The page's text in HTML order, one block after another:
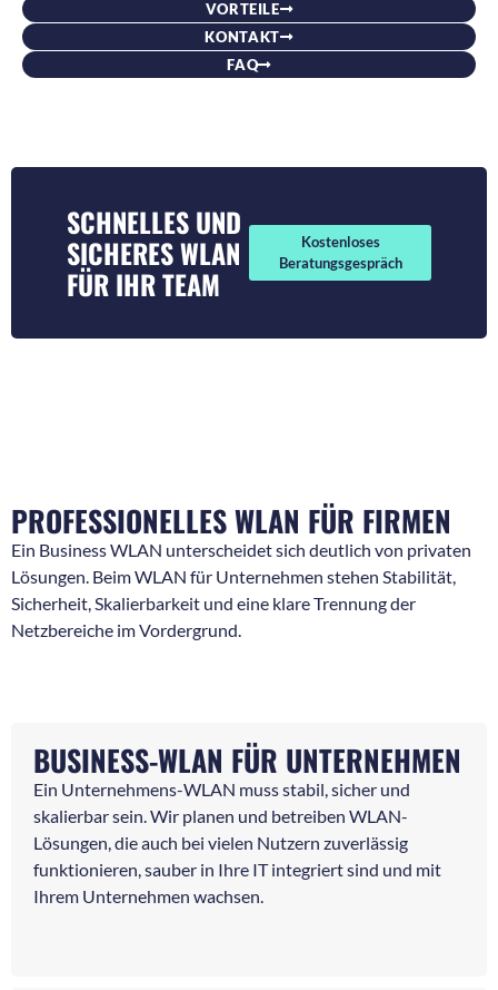
VORTEILE
KONTAKT
FAQ
SCHNELLES UND
SICHERES WLAN
FÜR IHR TEAM
Kostenloses
Beratungsgespräch
PROFESSIONELLES WLAN FÜR FIRMEN
Ein Business WLAN unterscheidet sich deutlich von privaten
Lösungen. Beim WLAN für Unternehmen stehen Stabilität,
Sicherheit, Skalierbarkeit und eine klare Trennung der
Netzbereiche im Vordergrund.
BUSINESS-WLAN FÜR UNTERNEHMEN
Ein Unternehmens-WLAN muss stabil, sicher und
skalierbar sein. Wir planen und betreiben WLAN-
Lösungen, die auch bei vielen Nutzern zuverlässig
funktionieren, sauber in Ihre IT integriert sind und mit
Ihrem Unternehmen wachsen.